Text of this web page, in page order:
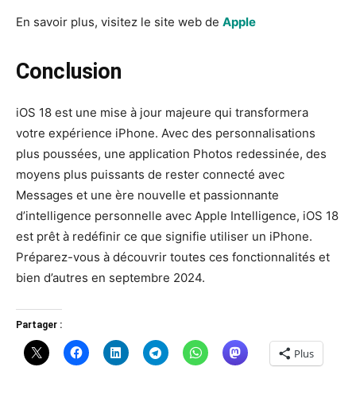
En savoir plus, visitez le site web de Apple
Conclusion
iOS 18 est une mise à jour majeure qui transformera
votre expérience iPhone. Avec des personnalisations
plus poussées, une application Photos redessinée, des
moyens plus puissants de rester connecté avec
Messages et une ère nouvelle et passionnante
d’intelligence personnelle avec Apple Intelligence, iOS 18
est prêt à redéfinir ce que signifie utiliser un iPhone.
Préparez-vous à découvrir toutes ces fonctionnalités et
bien d’autres en septembre 2024.
Partager :
Plus